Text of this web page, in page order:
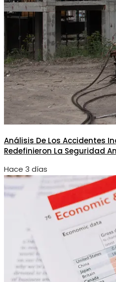
Análisis De Los Accidentes
Redefinieron La Seguridad
Hace 3 días